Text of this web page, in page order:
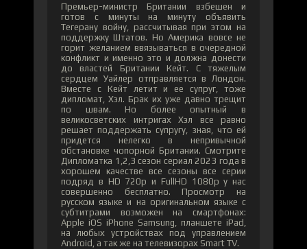
Премьер-министр Британии взбешен и
готов с минуты на минуту объявить
Тегерану войну, рассчитывая при этом на
поддержку Штатов. Но Америка вовсе не
горит желанием ввязываться в очередной
конфликт и именно это и должна донести
до властей Британии Кейт. С тяжелым
сердцем Уайлер отправляется в Лондон.
Вместе с Кейт летит и ее супруг, тоже
дипломат, Хэл. Брак их уже давно трещит
по швам. Но более опытный в
великосветских интригах Хэл все равно
решает поддержать супругу, зная, что ей
придется нелегко в непривычной
обстановке чопорной Британии. Смотрите
Дипломатка 1,2,3 сезон сериал 2023 года в
хорошем качестве все сезоны все серии
подряд в HD 720p и FullHD 1080p у нас
совершенно бесплатно. Просмотр на
русском языке и на оригинальном языке с
субтитрами возможен на смартфонах:
Apple iOS iPhone Samsung, планшете iPad,
на любых устройствах под управлением
Android, а так же на телевизорах Smart TV.